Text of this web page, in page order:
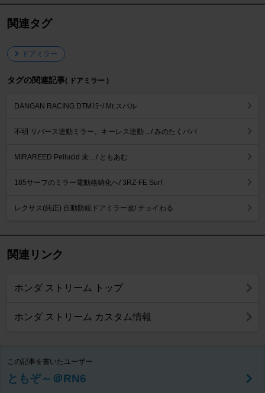
関連タグ
ドアミラー
タグの関連記事( ドアミラー )
DANGAN RACING DTMﾐﾗｰ/ Mr.スバル
不明 リバース連動ミラー、キーレス連動 .../ みのたくパパ
MIRAREED Pellucid 未 .../ ともあむ
185サーフのミラー電動格納化へ/ 3RZ-FE Surf
レクサス(純正) 自動防眩ドアミラー改/ チョイわる
関連リンク
ホンダ ストリーム トップ
ホンダ ストリーム カスタム情報
この記事を書いたユーザー
ともぞ～＠RN6